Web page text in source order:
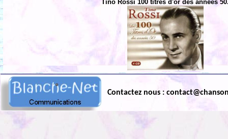
Tino Rossi 100 titres d'or des années
Contactez nous :